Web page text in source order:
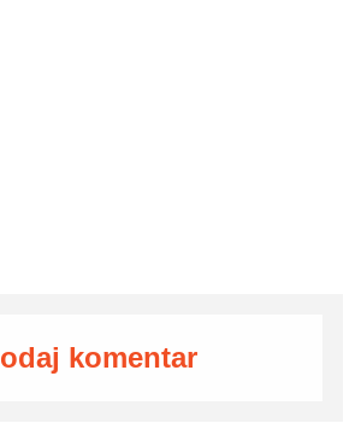
komentar